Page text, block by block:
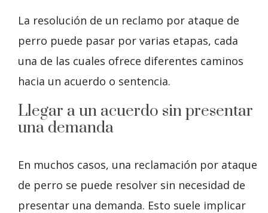
La resolución de un reclamo por ataque de
perro puede pasar por varias etapas, cada
una de las cuales ofrece diferentes caminos
hacia un acuerdo o sentencia.
Llegar a un acuerdo sin presentar
una demanda
En muchos casos, una reclamación por ataque
de perro se puede resolver sin necesidad de
presentar una demanda. Esto suele implicar